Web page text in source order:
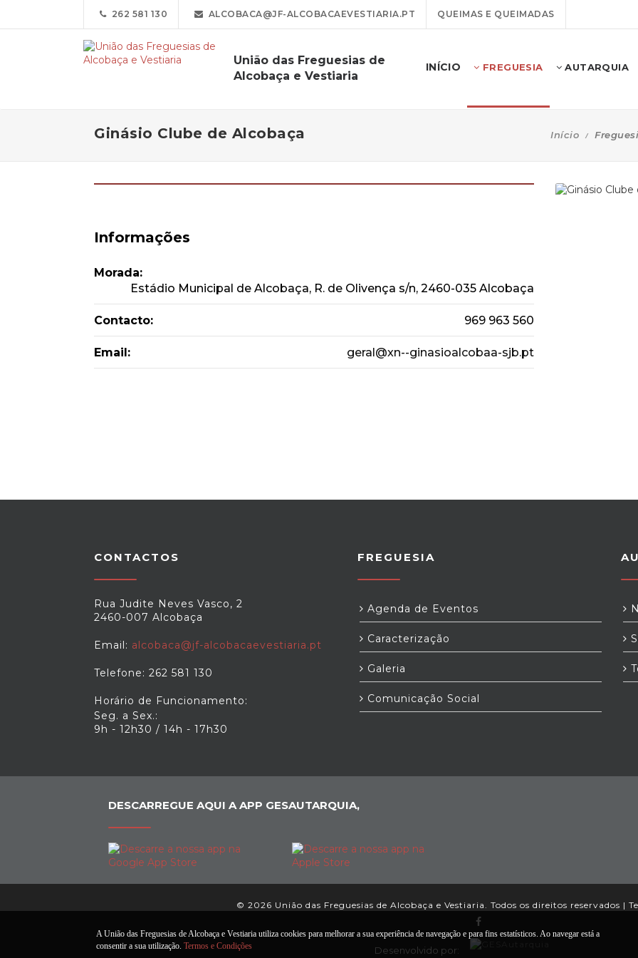
262 581 130 ALCOBACA@JF-ALCOBACAEVESTIARIA.PT QUEIMAS E QUEIMADAS
União das Freguesias de
Alcobaça e Vestiaria
INÍCIO FREGUESIA AUTARQUIA
Ginásio Clube de Alcobaça Início
Informações
Morada:
Estádio Municipal de Alcobaça, R. de Olivença s/n, 2460-035 Alcobaça
Contacto: 969 963 560
Email: geral@xn--ginasioalcobaa-sjb.pt
CONTACTOS
Rua Judite Neves Vasco, 2
2460-007 Alcobaça
Email: alcobaca@jf-alcobacaevestiaria.pt
Telefone: 262 581 130
Horário de Funcionamento:
Seg. a Sex.:
9h - 12h30 / 14h - 17h30
FREGUESIA
Agenda de Eventos
Caracterização
Galeria
Comunicação Social
DESCARREGUE AQUI A APP GESAUTARQUIA,
© 2026 União das Freguesias de Alcobaça e Vestiaria. Todos os direitos reservados |
Desenvolvido por:
A União das Freguesias de Alcobaça e Vestiaria utiliza cookies para melhorar a sua experiência de navegação e para fins estatísticos. Ao navegar está a
consentir a sua utilização. Termos e Condições